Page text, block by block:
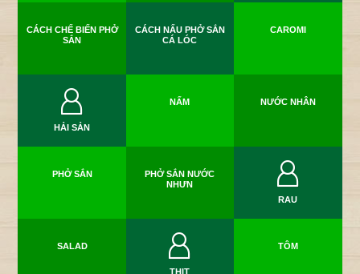
CÁCH CHẾ BIẾN PHỞ
SẮN
CÁCH NẤU PHỞ SẮN
CÁ LÓC
CAROMI
HẢI SẢN
NẤM NƯỚC NHÂN
PHỞ SẮN
PHỞ SẮN NƯỚC
NHƯN
RAU
SALAD
THỊT
TÔM